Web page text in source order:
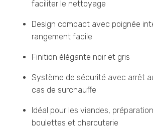
faciliter le nettoyage
Design compact avec poignée
rangement facile
Finition élégante noir et gris
Système de sécurité avec arrêt
cas de surchauffe
Idéal pour les viandes,
boulettes et charcuterie